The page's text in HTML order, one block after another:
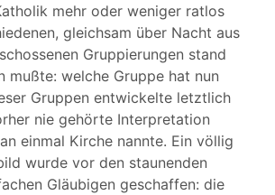
mehr oder weniger ratlos
gleichsam über Nacht aus
Gruppierungen stand
mußte: welche Gruppe hat nun
Gruppen entwickelte letztlich
nie gehörte Interpretation
einmal Kirche nannte. Ein völlig
wurde vor den staunenden
Gläubigen geschaffen: die